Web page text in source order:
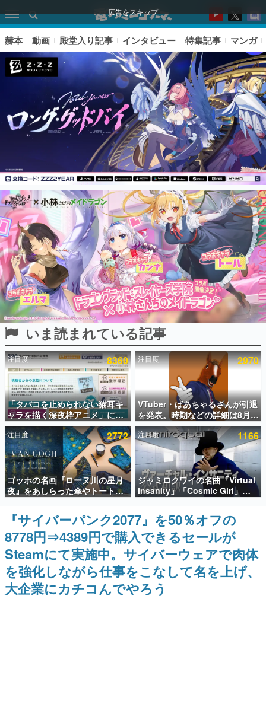
広告をスキップ
ピックアップ
電ファミのいま読まれている記事ランキング
アプリセール情報
インタビュー
連載・特集一覧
殿堂入り記事
SNS拡散数が数千以上！ ページビュー数万以上！ などな
ど。多くの人々に読まれた、電ファミ渾身の“殿堂入り”記
事をまとめました。
ゲームの企画書
名作ゲームクリエイターの方々に製作時のエピソードをお
聞きし、ヒットする企画（ゲーム）とは何か？を探ってい
きます。
赫本
この物語を解いてはいけない。『赫本』は、〈試験問題〉
の形をした短編ホラー小説集です。
新世代に訊く
これからのデジタルゲーム市場を担う若きクリエイター達
の姿を追い、彼らのルーツと情熱を探っていきます。
ゲーム世代の作家たち
ゲームに多大な影響を受けた作家さんに取材し、ゲームが
日本のコンテンツ産業やカルチャーに与えた影響を探る企
画です。
日本モバイルゲーム産業史
日本のモバイルゲーム史における主要なトピック・タイト
ルを網羅するほか、開発者へのインタビューや識者による
解説を掲載。約20年の歴史が一望できる決定版！
赫本 動画 殿堂入り記事 インタビュー 特集記事 マンガ
いま読まれている記事
注目度 8360
「タバコを止められない猫耳キ
ャラを描く深夜枠アニメ」に視
聴者の一部から批判意見。違法
薬物の使用と思しき描写も含め
て、BPOが議論を交わす
注目度 2970
VTuber・ばあちゃるさんが引退
を発表。時期などの詳細は8月9
日15時からの配信で説明
注目度 2772
ゴッホの名画『ローヌ川の星月
夜』をあしらった傘やトートバ
ッグなどが登場。8月7日21時よ
り2日間限定で予約販売
注目度 1166
ジャミロクワイの名曲「Virtual
Insanity」「Cosmic Girl」
「Canned Heat」公式日本語字
幕付きMVがいきなり公開！
「SUMMER SONIC 2026」での
9年ぶりとなる日本公演を記念し
て
『サイバーパンク2077』を50％オフの
8778円⇒4389円で購入できるセールが
Steamにて実施中。サイバーウェアで肉体
を強化しながら仕事をこなして名を上げ、
大企業にカチコんでやろう